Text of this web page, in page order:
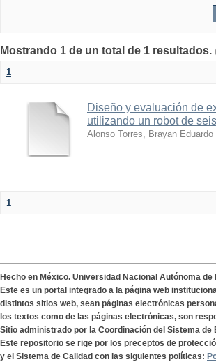
Mostrando 1 de un total de 1 resultados.
1
Diseño y evaluación de
utilizando un robot de
Alonso Torres, Brayan Eduardo
1
Hecho en México. Universidad Nacional Autónoma
Este es un portal integrado a la página web
distintos sitios web, sean páginas electrónicas
los textos como de las páginas electrónicas, son
Sitio administrado por la Coordinación del Sistema de
Este repositorio se rige por los preceptos de
y el Sistema de Calidad con las siguientes políticas: